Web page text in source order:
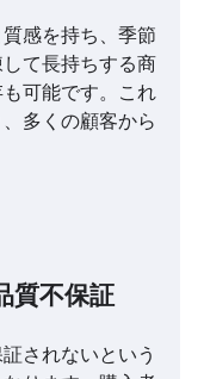
感を持ち、季節
て長持ちする商
可能です。これ
多くの顧客から
質不保証
されないという